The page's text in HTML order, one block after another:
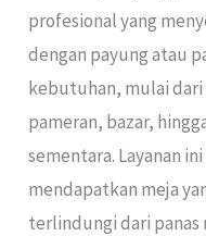
profesional yang
dengan payung atau
kebutuhan, mulai dari
pameran, bazar,
sementara. Layanan
mendapatkan meja
terlindungi dari panas